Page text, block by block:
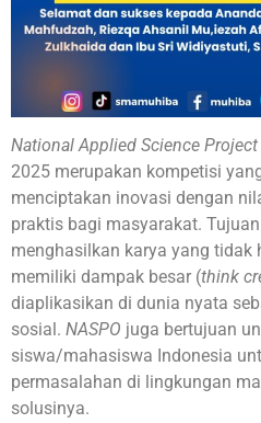
National Applied Science
2025 merupakan kompetisi
menciptakan inovasi dengan
praktis bagi masyarakat.
menghasilkan karya yang tidak
memiliki dampak besar (think
diaplikasikan di dunia nyata
sosial. NASPO juga bertujuan
siswa/mahasiswa Indonesia
permasalahan di lingkungan
solusinya.